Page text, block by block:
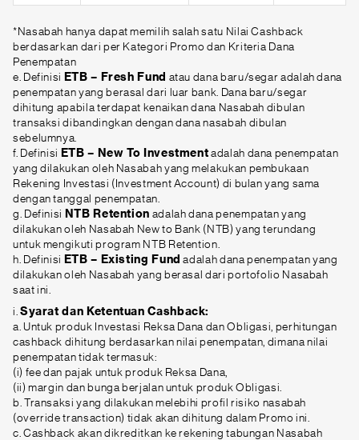
*Nasabah hanya dapat memilih salah satu Nilai Cashback
berdasarkan dari per Kategori Promo dan Kriteria Dana
Penempatan
e. Definisi ETB – Fresh Fund atau dana baru/segar adalah dana
penempatan yang berasal dari luar bank. Dana baru/segar
dihitung apabila terdapat kenaikan dana Nasabah dibulan
transaksi dibandingkan dengan dana nasabah dibulan
sebelumnya.
f. Definisi ETB – New To Investment adalah dana penempatan
yang dilakukan oleh Nasabah yang melakukan pembukaan
Rekening Investasi (Investment Account) di bulan yang sama
dengan tanggal penempatan.
g. Definisi NTB Retention adalah dana penempatan yang
dilakukan oleh Nasabah New to Bank (NTB) yang terundang
untuk mengikuti program NTB Retention.
h. Definisi ETB – Existing Fund adalah dana penempatan yang
dilakukan oleh Nasabah yang berasal dari portofolio Nasabah
saat ini.
i. Syarat dan Ketentuan Cashback:
a. Untuk produk Investasi Reksa Dana dan Obligasi, perhitungan
cashback dihitung berdasarkan nilai penempatan, dimana nilai
penempatan tidak termasuk:
(i) fee dan pajak untuk produk Reksa Dana,
(ii) margin dan bunga berjalan untuk produk Obligasi.
b. Transaksi yang dilakukan melebihi profil risiko nasabah
(override transaction) tidak akan dihitung dalam Promo ini.
c. Cashback akan dikreditkan ke rekening tabungan Nasabah